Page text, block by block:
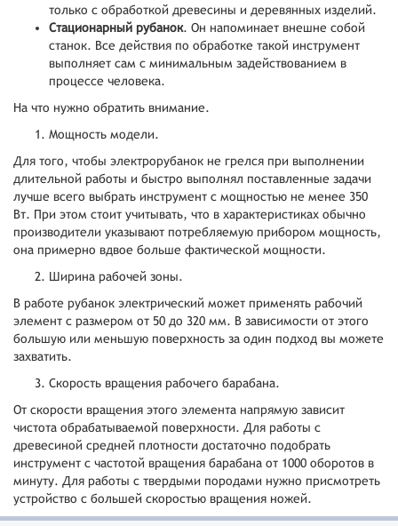
только с обработкой древесины и деревянных изделий.
Стационарный рубанок. Он напоминает внешне собой
станок. Все действия по обработке такой инструмент
выполняет сам с минимальным задействованием в
процессе человека.
На что нужно обратить внимание.
Мощность модели.
Для того, чтобы электрорубанок не грелся при выполнении
длительной работы и быстро выполнял поставленные задачи
лучше всего выбрать инструмент с мощностью не менее 350
Вт. При этом стоит учитывать, что в характеристиках обычно
производители указывают потребляемую прибором мощность,
она примерно вдвое больше фактической мощности.
Ширина рабочей зоны.
В работе рубанок электрический может применять рабочий
элемент с размером от 50 до 320 мм. В зависимости от этого
большую или меньшую поверхность за один подход вы можете
захватить.
Скорость вращения рабочего барабана.
От скорости вращения этого элемента напрямую зависит
чистота обрабатываемой поверхности. Для работы с
древесиной средней плотности достаточно подобрать
инструмент с частотой вращения барабана от 1000 оборотов в
минуту. Для работы с твердыми породами нужно присмотреть
устройство с большей скоростью вращения ножей.